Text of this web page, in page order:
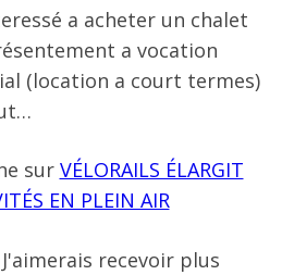
a acheter un chalet
a vocation
(location a court termes)
sur VÉLORAILS ÉLARGIT
EN PLEIN AIR
recevoir plus